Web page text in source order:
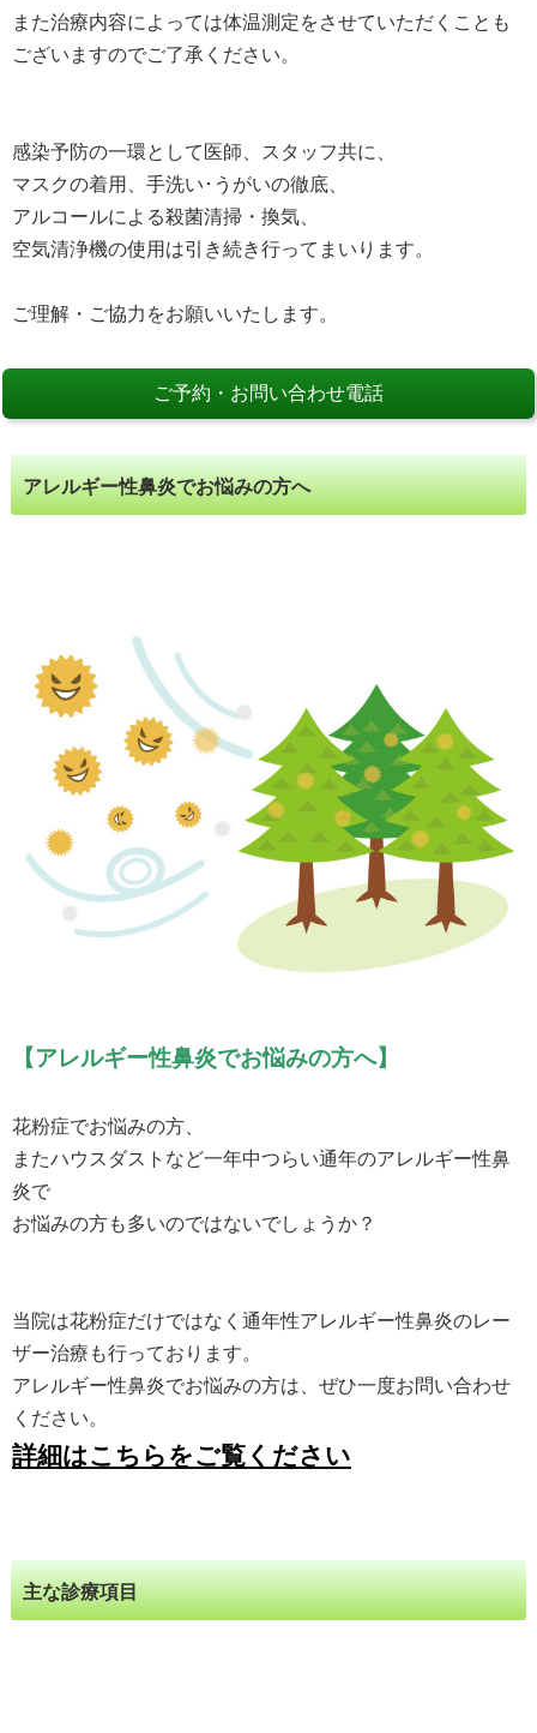
また治療内容によっては体温測定をさせていただくことも
ございますのでご了承ください。
感染予防の一環として医師、スタッフ共に、
マスクの着用、手洗い･うがいの徹底、
アルコールによる殺菌清掃・換気、
空気清浄機の使用は引き続き行ってまいります。
ご理解・ご協力をお願いいたします。
ご予約・お問い合わせ電話
アレルギー性鼻炎でお悩みの方へ
【アレルギー性鼻炎でお悩みの方へ】
花粉症でお悩みの方、
またハウスダストなど一年中つらい通年のアレルギー性鼻
炎で
お悩みの方も多いのではないでしょうか？
当院は花粉症だけではなく通年性アレルギー性鼻炎のレー
ザー治療も行っております。
アレルギー性鼻炎でお悩みの方は、ぜひ一度お問い合わせ
ください。
詳細はこちらをご覧ください
主な診療項目